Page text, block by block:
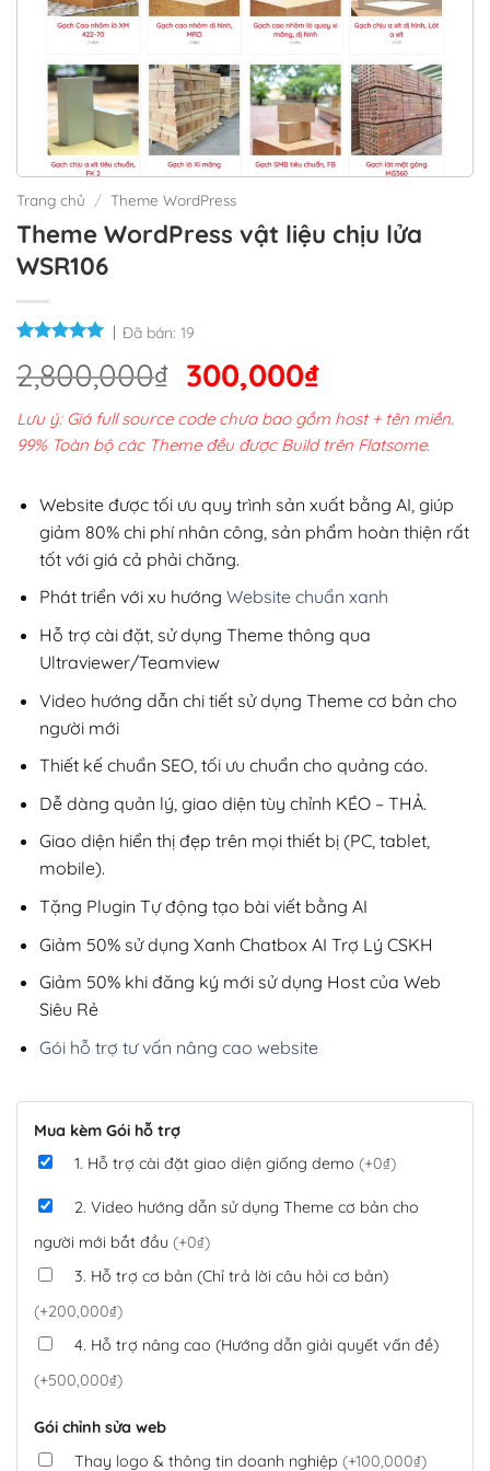
Trang chủ / Theme WordPress
Theme WordPress vật liệu chịu lửa
WSR106
Đã bán: 19
2,800,000₫ Giá
gốc
là:
2,800,000₫.
300,000₫Giá
hiện
tại
300,000₫.
Lưu ý: Giá full source code chưa bao gồm host + tên miền.
99% Toàn bộ các Theme đều được Build trên Flatsome.
Website được tối ưu quy trình sản xuất bằng AI, giúp
giảm 80% chi phí nhân công, sản phẩm hoàn thiện rất
tốt với giá cả phải chăng.
Phát triển với xu hướng Website chuẩn xanh
Hỗ trợ cài đặt, sử dụng Theme thông qua
Ultraviewer/Teamview
Video hướng dẫn chi tiết sử dụng Theme cơ bản cho
người mới
Thiết kế chuẩn SEO, tối ưu chuẩn cho quảng cáo.
Dễ dàng quản lý, giao diện tùy chỉnh KÉO – THẢ.
Giao diện hiển thị đẹp trên mọi thiết bị (PC, tablet,
mobile).
Tặng Plugin Tự động tạo bài viết bằng AI
Giảm 50% sử dụng Xanh Chatbox AI Trợ Lý CSKH
Giảm 50% khi đăng ký mới sử dụng Host của Web
Siêu Rẻ
Gói hỗ trợ tư vấn nâng cao website
Mua kèm Gói hỗ trợ
1. Hỗ trợ cài đặt giao diện giống demo (+0₫)
2. Video hướng dẫn sử dụng Theme cơ bản cho
người mới bắt đầu (+0₫)
3. Hỗ trợ cơ bản (Chỉ trả lời câu hỏi cơ bản)
(+200,000₫)
4. Hỗ trợ nâng cao (Hướng dẫn giải quyết vấn đề)
(+500,000₫)
Gói chỉnh sửa web
Thay logo & thông tin doanh nghiệp (+100,000₫)